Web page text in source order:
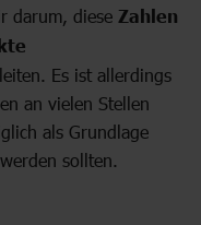
darum, diese Zahlen
Es ist allerdings
an vielen Stellen
als Grundlage
sollten.